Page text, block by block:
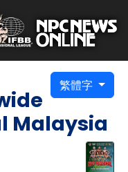
繁體字
Malaysia